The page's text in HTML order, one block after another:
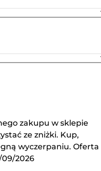
zakupu w sklepie
ze zniżki. Kup,
wyczerpaniu. Oferta
2026